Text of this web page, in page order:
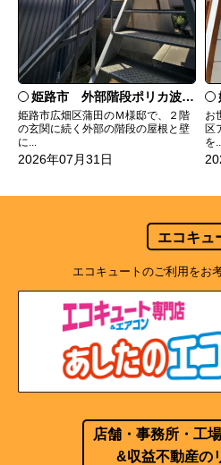
姫路市 外部階段ポリカ波板張替工事
姫路市広畑区蒲田のＭ様邸で、２階
の玄関に続く外部の階段の屋根と壁
に...
2026年07月31日
お
区
を
エコキュ
エコキュートのご利用をお
店舗・事務所・工
&収益不動産の